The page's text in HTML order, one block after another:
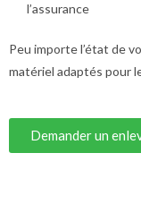
l’assurance
Peu importe l’état de
matériel adaptés pour
Demander un